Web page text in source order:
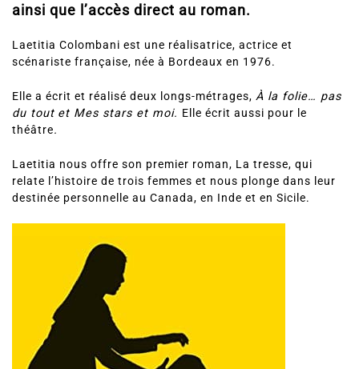
ainsi que l’accès direct au roman.
Laetitia Colombani est une réalisatrice, actrice et
scénariste française, née à Bordeaux en 1976.
Elle a écrit et réalisé deux longs-métrages, À la folie… pas
du tout et Mes stars et moi. Elle écrit aussi pour le
théâtre.
Laetitia nous offre son premier roman, La tresse, qui
relate l’histoire de trois femmes et nous plonge dans leur
destinée personnelle au Canada, en Inde et en Sicile.